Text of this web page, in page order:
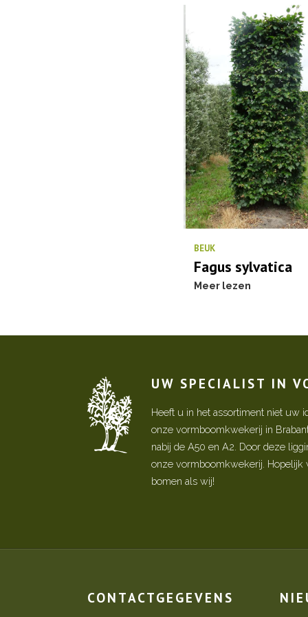
BEUK
Fagus sylvatica
Meer lezen
UW SPECIALIST IN
Heeft u in het assortiment niet uw
onze vormboomkwekerij in
nabij de A50 en A2. Door deze
onze vormboomkwekerij. Hopelijk
bomen als wij!
CONTACTGEGEVENS